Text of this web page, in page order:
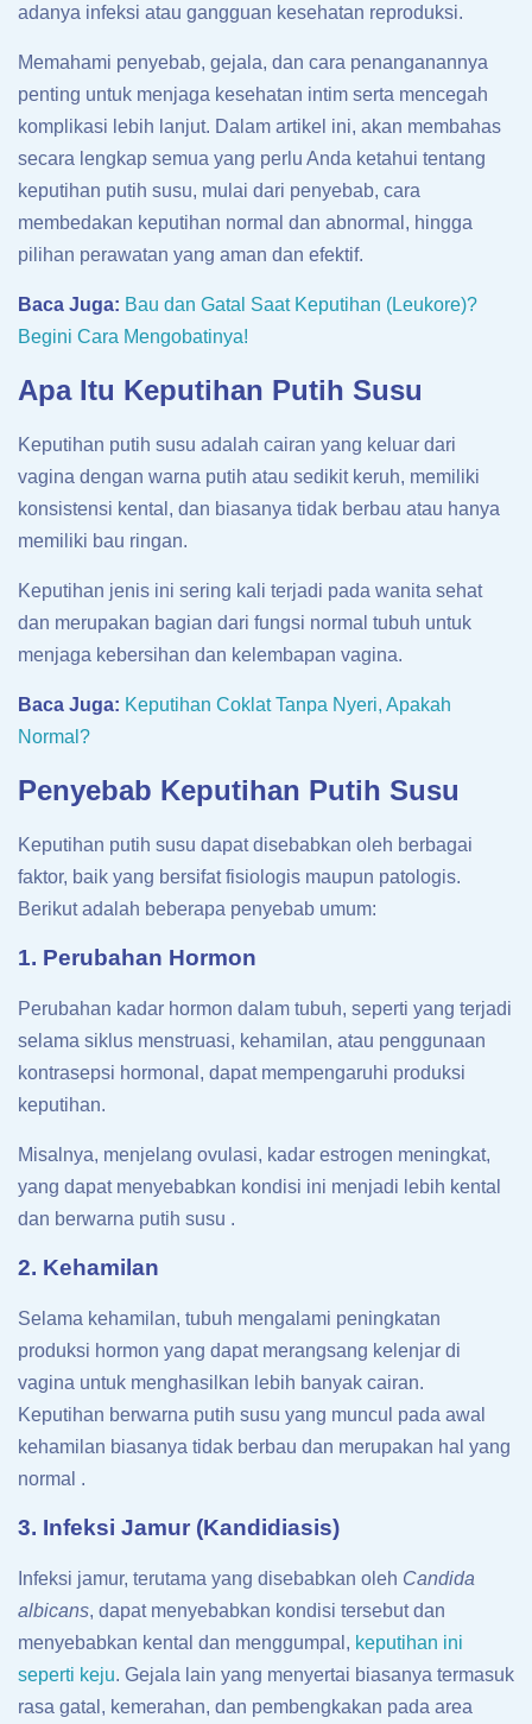
adanya infeksi atau gangguan kesehatan reproduksi.
Memahami penyebab, gejala, dan cara penanganannya
penting untuk menjaga kesehatan intim serta mencegah
komplikasi lebih lanjut. Dalam artikel ini, akan membahas
secara lengkap semua yang perlu Anda ketahui tentang
keputihan putih susu, mulai dari penyebab, cara
membedakan keputihan normal dan abnormal, hingga
pilihan perawatan yang aman dan efektif.
Baca Juga: Bau dan Gatal Saat Keputihan (Leukore)?
Begini Cara Mengobatinya!
Apa Itu Keputihan Putih Susu
Keputihan putih susu adalah cairan yang keluar dari
vagina dengan warna putih atau sedikit keruh, memiliki
konsistensi kental, dan biasanya tidak berbau atau hanya
memiliki bau ringan.
Keputihan jenis ini sering kali terjadi pada wanita sehat
dan merupakan bagian dari fungsi normal tubuh untuk
menjaga kebersihan dan kelembapan vagina.
Baca Juga: Keputihan Coklat Tanpa Nyeri, Apakah
Normal?
Penyebab Keputihan Putih Susu
Keputihan putih susu dapat disebabkan oleh berbagai
faktor, baik yang bersifat fisiologis maupun patologis.
Berikut adalah beberapa penyebab umum:
1. Perubahan Hormon
Perubahan kadar hormon dalam tubuh, seperti yang terjadi
selama siklus menstruasi, kehamilan, atau penggunaan
kontrasepsi hormonal, dapat mempengaruhi produksi
keputihan.
Misalnya, menjelang ovulasi, kadar estrogen meningkat,
yang dapat menyebabkan kondisi ini menjadi lebih kental
dan berwarna putih susu .
2. Kehamilan
Selama kehamilan, tubuh mengalami peningkatan
produksi hormon yang dapat merangsang kelenjar di
vagina untuk menghasilkan lebih banyak cairan.
Keputihan berwarna putih susu yang muncul pada awal
kehamilan biasanya tidak berbau dan merupakan hal yang
normal .
3. Infeksi Jamur (Kandidiasis)
Infeksi jamur, terutama yang disebabkan oleh Candida
albicans, dapat menyebabkan kondisi tersebut dan
menyebabkan kental dan menggumpal, keputihan ini
seperti keju. Gejala lain yang menyertai biasanya termasuk
rasa gatal, kemerahan, dan pembengkakan pada area